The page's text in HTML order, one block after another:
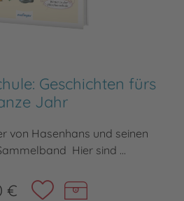
Geschichten fürs
Jahr
von Hasenhans und seinen
Hier sind ...
€